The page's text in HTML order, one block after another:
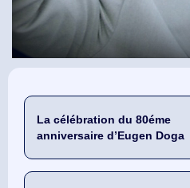
La célébration du 80éme
anniversaire d’Eugen Doga